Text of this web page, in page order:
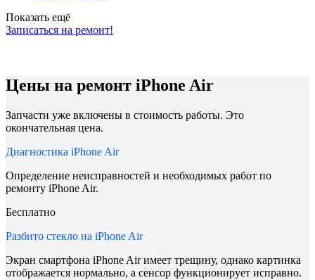
Показать ещё
Записаться на ремонт!
Цены на ремонт iPhone Air
Запчасти уже включены в стоимость работы. Это
окончательная цена.
Диагностика iPhone Air
Определение неисправностей и необходимых работ по
ремонту iPhone Air.
Бесплатно
Разбито стекло на iPhone Air
Экран смартфона iPhone Air имеет трещину, однако картинка
отображается нормально, а сенсор функционирует исправно.